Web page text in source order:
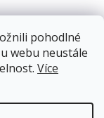
pohodlné
webu neustále
Více
a maracuja
284g
Skladem
101 Kč